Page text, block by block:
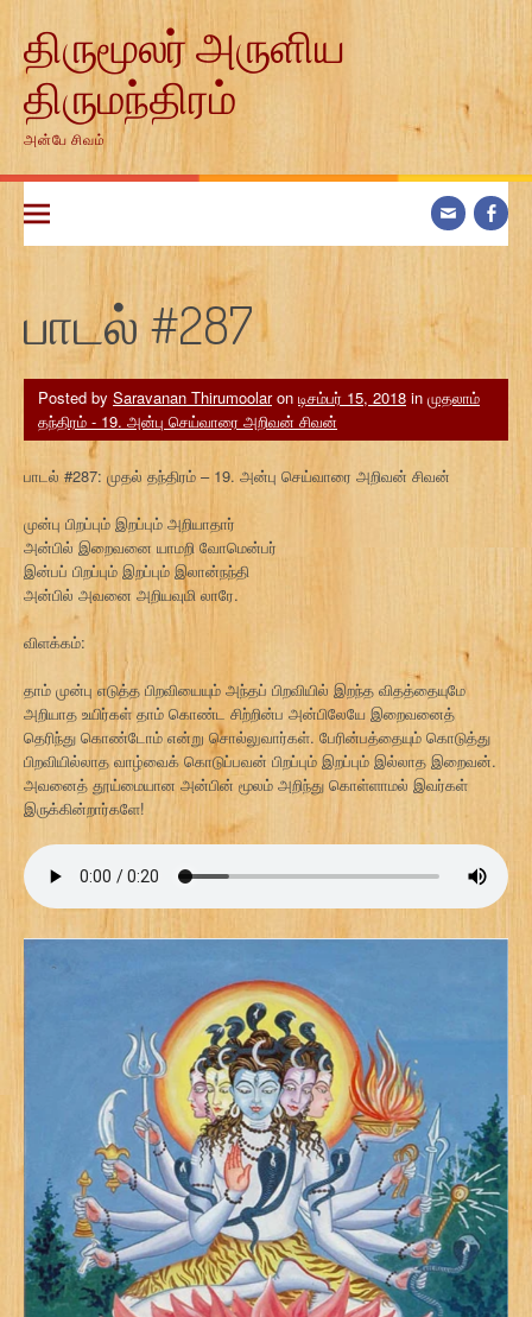
contentதிருமூலர் அருளிய
திருமந்திரம்
அன்பே சிவம்
பாடல் #287
Posted by Saravanan Thirumoolaron டிசம்பர் 15, 2018 in முதலாம்
தந்திரம் - 19. அன்பு செய்வாரை அறிவன் சிவன்
பாடல் #287: முதல் தந்திரம் – 19. அன்பு செய்வாரை அறிவன் சிவன்
முன்பு பிறப்பும் இறப்பும் அறியாதார்
அன்பில் இறைவனை யாமறி வோமென்பர்
இன்பப் பிறப்பும் இறப்பும் இலான்நந்தி
அன்பில் அவனை அறியவுமி லாரே.
விளக்கம்:
தாம் முன்பு எடுத்த பிறவியையும் அந்தப் பிறவியில் இறந்த விதத்தையுமே
அறியாத உயிர்கள் தாம் கொண்ட சிற்றின்ப அன்பிலேயே இறைவனைத்
தெரிந்து கொண்டோம் என்று சொல்லுவார்கள். பேரின்பத்தையும் கொடுத்து
பிறவியில்லாத வாழ்வைக் கொடுப்பவன் பிறப்பும் இறப்பும் இல்லாத இறைவன்.
அவனைத் தூய்மையான அன்பின் மூலம் அறிந்து கொள்ளாமல் இவர்கள்
இருக்கின்றார்களே!